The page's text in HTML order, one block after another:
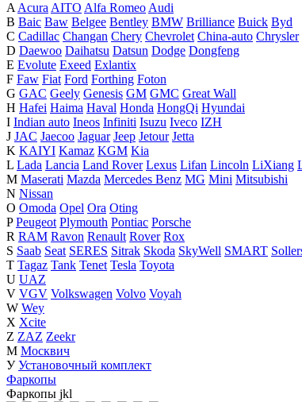
AAcuraAITO Alfa RomeoAudi
B Baic Baw Belgee Bentley BMW Brilliance Buick Byd
C Cadillac Changan Chery Chevrolet China-auto Chrysler
D Daewoo Daihatsu Datsun Dodge Dongfeng
E Evolute Exeed Exlantix
F Faw Fiat Ford Forthing Foton
G GAC Geely Genesis GM GMC Great Wall
H Hafei Haima Haval Honda HongQi Hyundai
I Indian auto Ineos Infiniti Isuzu Iveco IZH
J JAC Jaecoo Jaguar Jeep Jetour Jetta
K KAIYI Kamaz KGM Kia
L Lada Lancia Land Rover Lexus Lifan Lincoln LiXiang
M Maserati Mazda Mercedes Benz MG Mini Mitsubishi
N Nissan
O Omoda Opel Ora Oting
P Peugeot Plymouth Pontiac Porsche
R RAM Ravon Renault Rover Rox
S Saab Seat SERES Sitrak Skoda SkyWell SMART
T Tagaz Tank Tenet Tesla Toyota
U UAZ
V VGV Volkswagen Volvo Voyah
W Wey
X Xcite
Z ZAZ Zeekr
М Москвич
У Установочный комплект
Фаркопы
Фаркопы jkl